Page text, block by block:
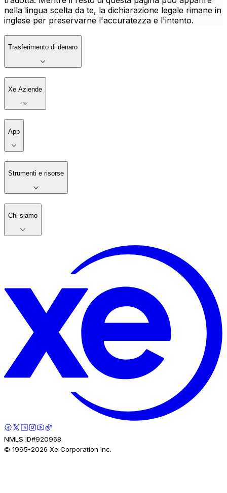
nella lingua scelta da te, la dichiarazione legale rimane in
inglese per preservarne l'accuratezza e l'intento.
Trasferimento di denaro
Xe Aziende
App
Strumenti e risorse
Chi siamo
NMLS ID#920968.
© 1995-2026 Xe Corporation Inc.